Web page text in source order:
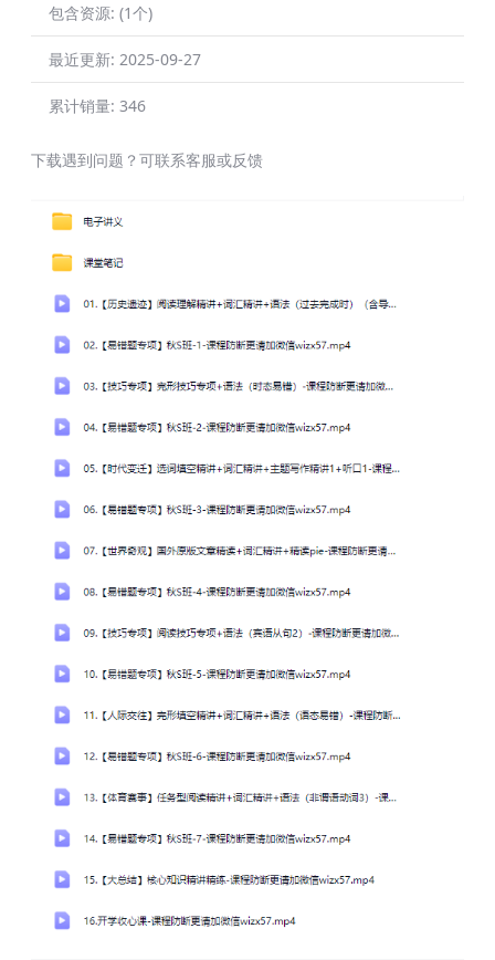
包含资源: (1个)
最近更新: 2025-09-27
累计销量: 346
下载遇到问题？可联系客服或反馈